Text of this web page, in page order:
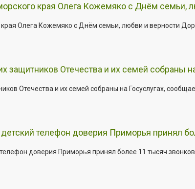
края Олега Кожемяко с Днём семьи,
Олега Кожемяко с Днём семьи, любви и верности
Отечества и их семей собраны
Отечества и их семей собраны на Госуслугах,
телефон доверия Приморья принял
доверия Приморья принял более 11 тысяч